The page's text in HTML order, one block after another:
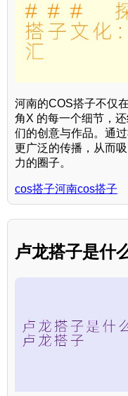
河南的COS搭子不仅
角X 的每一个细节，
们的创意与作品。通
更广泛的传播，从而
力的圈子。
cos搭子河南cos搭子
卢龙搭子是什